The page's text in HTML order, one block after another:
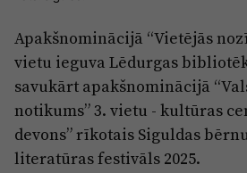
Par
Apakšnominācijā “Vietējās
vietu ieguva Lēdurgas
savukārt apakšnominācijā
notikums” 3. vietu - kultūras
devons” rīkotais Siguldas
literatūras festivāls 2025.